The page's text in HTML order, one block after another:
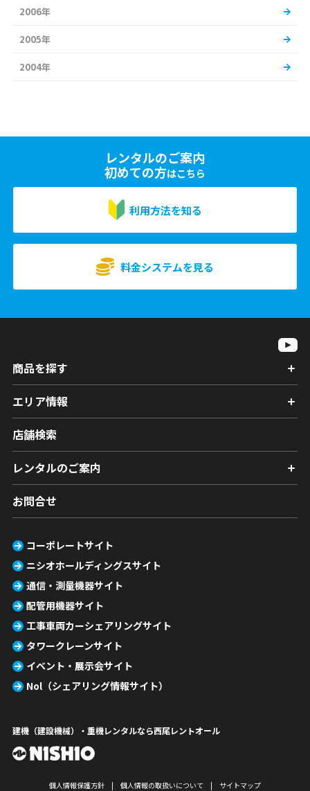
2006年
2005年
2004年
レンタルのご案内
初めての方はこちら
利用方法を知る
料金システムを見る
商品を探す
エリア情報
店舗検索
レンタルのご案内
お問合せ
コーポレートサイト
ニシオホールディングスサイト
通信・測量機器サイト
配管用機器サイト
工事車両カーシェアリングサイト
タワークレーンサイト
イベント・展示会サイト
Nol（シェアリング情報サイト）
建機（建設機械）・重機レンタルなら西尾レントオール
個人情報保護方針 個人情報の取扱いについて サイトマップ